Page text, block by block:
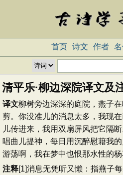
首页 诗文 作者
清平乐·柳边深院译文及
译文柳树旁边深深的庭院，燕子
剪。你没准儿的消息太多，我现
儿传进来，我用双扇屏风把它隔
唱曲儿提神，每日用沉醉慰藉我
游荡啊，我在梦中也恨那水性的杨
注释[1]消息无凭听又懒：指燕子